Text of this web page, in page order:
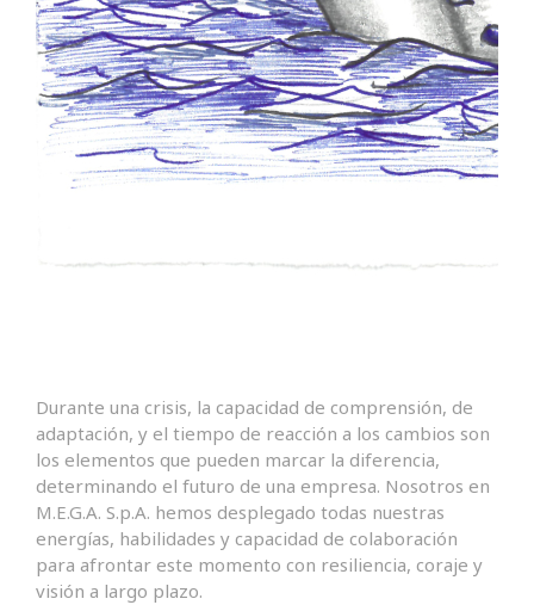
Durante una crisis, la capacidad de comprensión, de
adaptación, y el tiempo de reacción a los cambios son
los elementos que pueden marcar la diferencia,
determinando el futuro de una empresa. Nosotros en
M.E.G.A. S.p.A. hemos desplegado todas nuestras
energías, habilidades y capacidad de colaboración
para afrontar este momento con resiliencia, coraje y
visión a largo plazo.
Nombre
Correo electrónico estándar